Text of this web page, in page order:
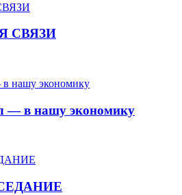
СВЯЗИ
— в нашу экономику